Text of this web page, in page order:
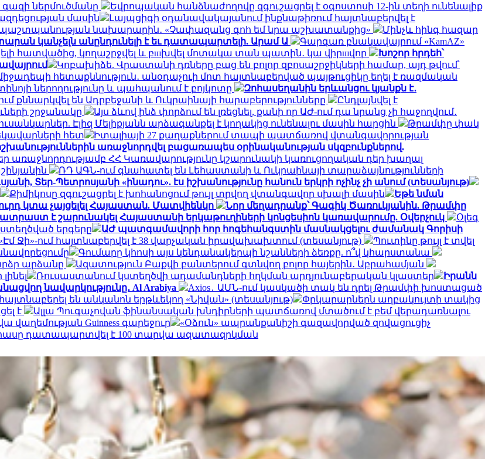
ներմուծմանը
Եվրոպական հանձնաժողովը զգուշացրել է օգոստոսի 12-ին տեղի ունենալիք
մասին
Լայպցիգի օդանավակայանում ինքնաթիռում հայտնաբերվել է
նախարարին․ «Չափազանց գոհ եմ նրա աշխատանքից»
Մինչև հինգ հազար
կանչելն անընդունելի է եւ դատապարտելի. Արամ Ա
Գարգառ բնակավայրում «KamAZ»
հատվածից, կողաշրջվել և բшխվել մոտակա տան պատին․ կա վիրшվոր
Խոշոր հրդեհ՝
Կոբախիձե. Վրաստանի դռները բաց են բոլոր զբոսաշրջիկների համար, այդ թվում՝
հետաքննություն․ անօդաչուի մոտ հայտնաբերված պայթուցիկը եղել է ռազմական
ներողությունը և պահպանում է բոյկոտը
Զոհասեղանին երևանցու կյանքն է․
քննարկվել են Ադրբեջանի և Ուկրաինայի հարաբերությունները
Ընդլայնվել է
շրջանակը
Այս ձևով ինձ փորձում են լռեցնել, քանի որ ԱԺ-ում դա նրանց չի հաջողվում․
Էլիզ Մելիքյանն արձագանքել է կողակից ունենալու մասին հարցին
Թրամփը փակ
հետ
Իտալիայի 27 քաղաքներում տապի պատճառով վտանգավորության
առաջնորդվել բացառապես օրինականության սկզբունքներով.
առաջնորդությամբ ՀՀ Կառավարությունը կշարունակի կառուցողական դեր խաղալ
ՌԴ ԱԳՆ-ում գնահատել են Լեհաստանի և Ուկրաինայի տարաձայնությունների
Տեր-Պետրոսյանի «ինադու». էս իշխանությունը հանուն երկրի ոչինչ չի անում (տեսանյութ)
Քիմիկոսը զգուշացրել է խոհանոցում թույլ տրվող վտանգավոր սխալի մասին
Եթե նման
կտա չայցելել Հայաստան. Մատվիենկո
Նոր մեղադրանք՝ Գագիկ Ծառուկյանին. Թրամփը
է շարունակել Հայաստանի երկաթուղիների կոնցեսիոն կառավարումը. Օվերչուկ
Օլեգ
երգերը
ԱԺ պատգամավորի հոր հոգեհանգստին մասնակցելու ժամանակ Գորիսի
Ջի»-ում հայտնաբերվել է 38 վարչական իրավախախտում (տեսանյութ)
Պուտինը թույլ է տվել
Գումարը կհոսի այս կենդանակերպի նշանների ձեռքը. ո՞վ կհարստանա
արձանը
Ազատություն Բաքվի բանտերում գտնվող բոլոր հայերին․ Աբրահամյան
Ռուսաստանում կստեղծվի ադամանդների հղկման արդյունաբերական կլաստեր
Իրանն
նավարկությունը․ Al Arabiya
Axios․ ԱՄՆ-ում կասկածի տակ են դրել Թրամփի խոստացած
են անկանոն երթևեկող «Նիվան» (տեսանյութ)
Փրկարարներն աղբակույտի տակից
է
Ալլա Պուգաչովան ֆինանսական խնդիրների պատճառով մտածում է բեմ վերադառնալու
Guinness գարեջուր
«Օձուն» ապրանքանիշի գազավորված զովացուցիչ
դատապարտվել է 100 տարվա ազատազրկման